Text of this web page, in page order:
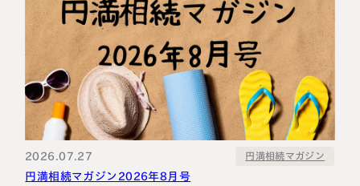
2026.07.27 円満相続マガジン
円満相続マガジン2026年8月号